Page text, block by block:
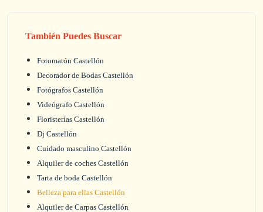
También Puedes Buscar
Fotomatón Castellón
Decorador de Bodas Castellón
Fotógrafos Castellón
Videógrafo Castellón
Floristerías Castellón
Dj Castellón
Cuidado masculino Castellón
Alquiler de coches Castellón
Tarta de boda Castellón
Belleza para ellas Castellón
Alquiler de Carpas Castellón